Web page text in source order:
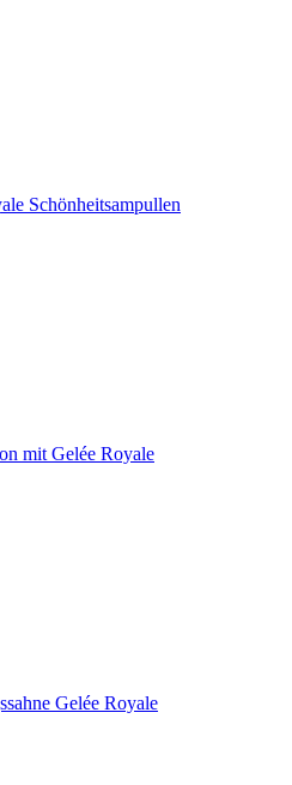
Schönheitsampullen
mit Gelée Royale
Gelée Royale